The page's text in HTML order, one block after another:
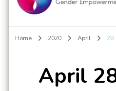
Gender
空間
Home 2020 April 28
April